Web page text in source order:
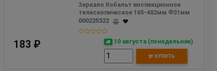
Зеркало Кобальт инспекционное
телескопическое 165-482мм Ф31мм
000225322
183 ₽ 10 августа (понедельник)
КУПИТЬ